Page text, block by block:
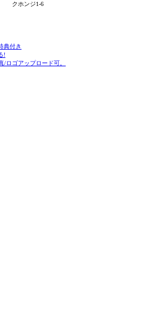
クホンジ1-6
典付き
!
/ロゴアップロード可。